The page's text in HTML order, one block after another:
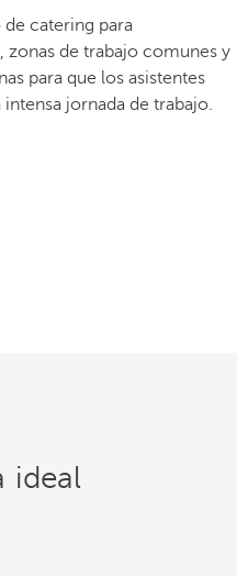
catering para
, zonas de trabajo comunes y
para que los asistentes
jornada de trabajo.
ideal